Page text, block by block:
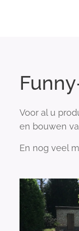
Voor al u
en bouwen
En nog veel